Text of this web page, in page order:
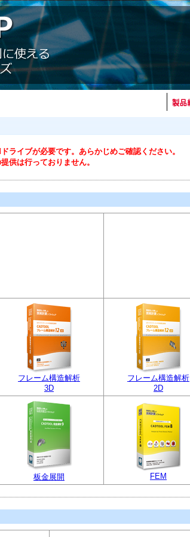
ライブが必要です。あらかじめご確認ください。
供は行っておりません。
フレーム構造解析
3D
フレーム構造解析
2D
板金展開 FEM